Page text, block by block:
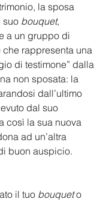
la sposa
suo bouquet,
a un gruppo di
rappresenta una
di testimone” dalla
non sposata: la
dall’ultimo
dal suo
così la sua nuova
ad un’altra
buon auspicio.
il tuo bouquet o